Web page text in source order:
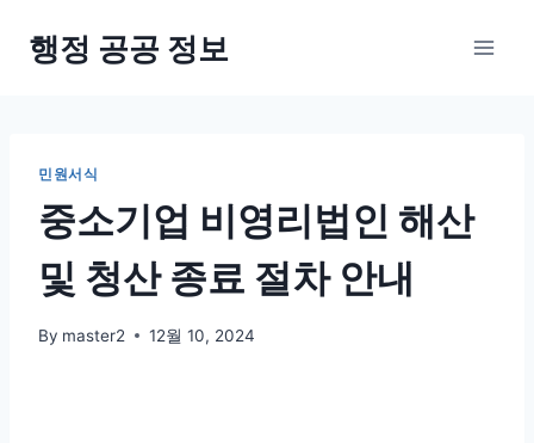
행정 공공 정보
민원서식
중소기업 비영리법인 해산
및 청산 종료 절차 안내
By master2 12월 10, 2024